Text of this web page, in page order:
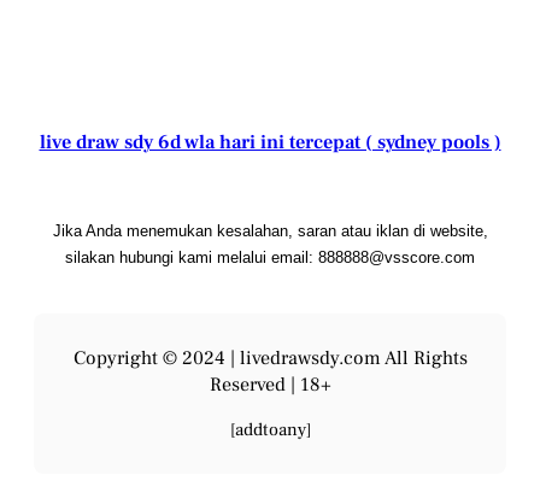
live draw sdy 6d wla hari ini tercepat ( sydney pools )
Jika Anda menemukan kesalahan, saran atau iklan di website,
silakan hubungi kami melalui email: 888888@vsscore.com
Copyright © 2024 | livedrawsdy.com All Rights
Reserved | 18+
[addtoany]